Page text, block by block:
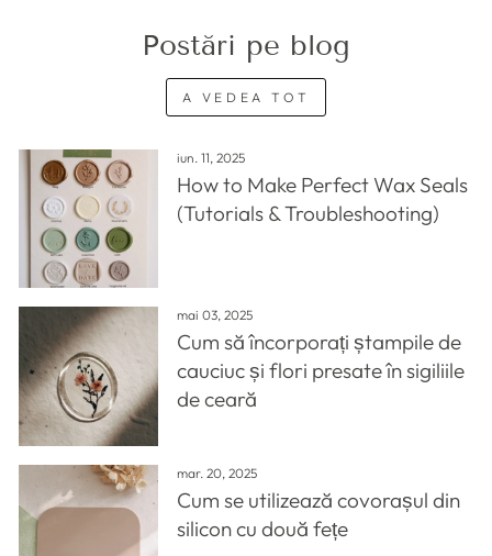
Postări pe blog
A VEDEA TOT
iun. 11, 2025
How to Make Perfect Wax Seals
(Tutorials & Troubleshooting)
mai 03, 2025
Cum să încorporați ștampile de
cauciuc și flori presate în sigiliile
de ceară
mar. 20, 2025
Cum se utilizează covorașul din
silicon cu două fețe